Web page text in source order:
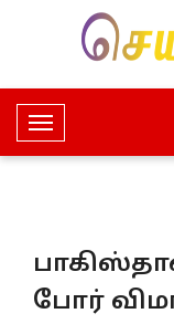
T
o
e
N
a
போர்